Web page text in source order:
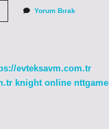
Yorum Bırak
evteksavm.com.tr
knight online nttgame